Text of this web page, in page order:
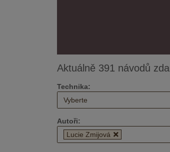
Aktuálně 391 návodů
Technika:
Vyberte
Autoři:
Lucie Zmijová